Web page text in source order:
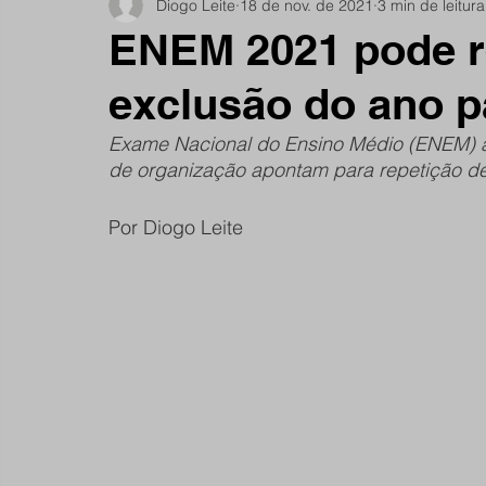
Notícias do Jardim São Remo Debate
São Remano Entrevista Mulheres
ENEM 2021 pode
exclusão do ano
Diogo Leite 18 de nov. de 2021 3 min de leitura
Exame Nacional do Ensino Médio
de organização apontam para repetição
Por Diogo Leite